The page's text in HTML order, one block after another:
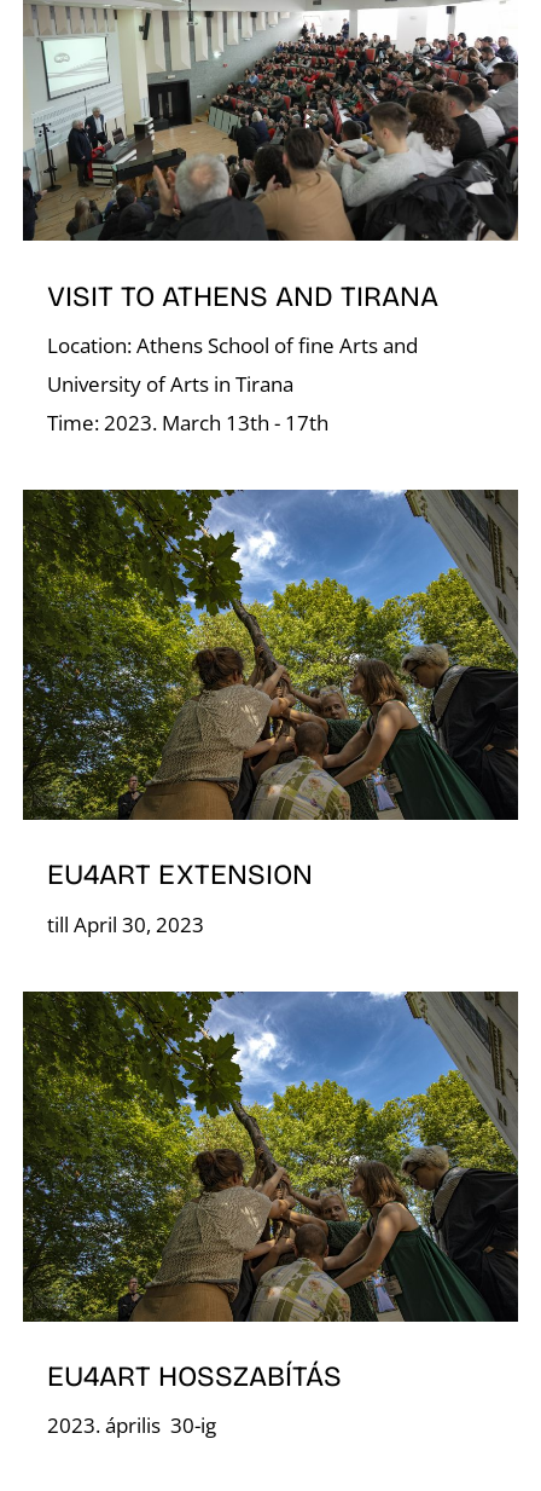
VISIT TO ATHENS AND TIRANA
Location: Athens School of fine Arts and
University of Arts in Tirana
Time: 2023. March 13th - 17th
EU4ART EXTENSION
till April 30, 2023
EU4ART HOSSZABÍTÁS
2023. április 30-ig